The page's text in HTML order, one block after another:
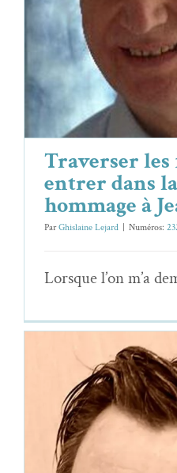
lumière :
Essais &
Traverser
entrer dans
hommage à
ParGhislaine Lejard | Numéros:
Lorsque l’on m’a